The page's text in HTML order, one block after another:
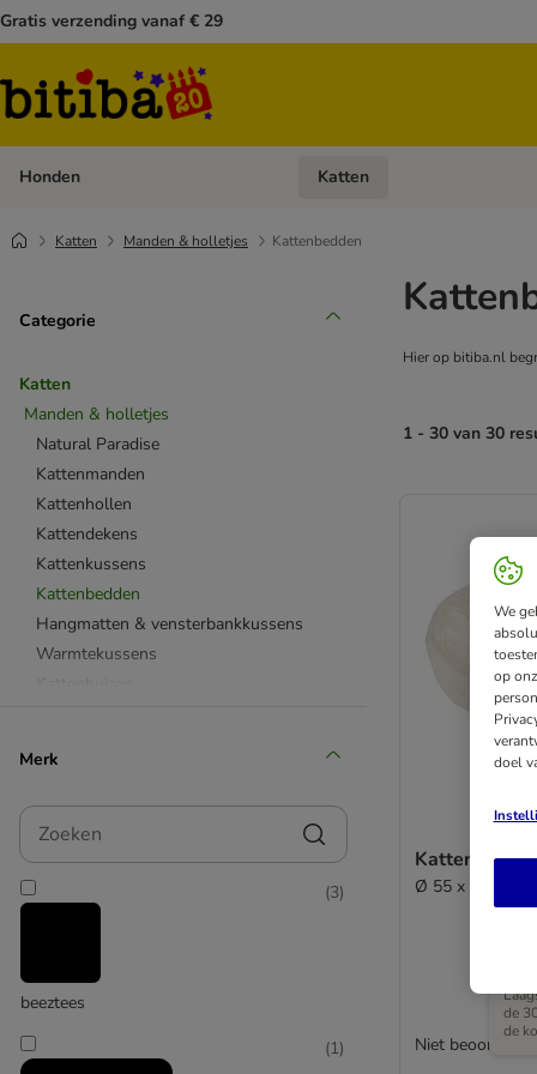
Gratis verzending vanaf € 29
Honden Open categoriemenu: Honden
Katten
Katten Manden & holletjes Kattenbedden
Categorie
Katten
Manden & holletjes
Natural Paradise
Kattenmanden
Kattenhollen
Kattendekens
Kattenkussens
Kattenbedden
Hangmatten & vensterbankkussens
Warmtekussens
Voor grote katten
Merk
Zoeken
beeztees
(3)
(1)
Hier op bitiba.nl
1 - 30 van 30
Kattenmand
Ø 55 x H 16 cm
de
de
Niet beoordeeld
We
op
doel